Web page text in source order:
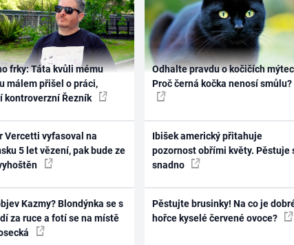
frky: Táta kvůli mému
málem přišel o práci,
kontroverzní Řezník
Vercetti vyfasoval na
5 let vězení, pak bude ze
Kazmy? Blondýnka se s
za ruce a fotí se na místě
Odhalte pravdu o kočičích
Proč černá kočka nenosí smůlu?
Ibišek americký přitahuje
pozornost obřími květy. Pěstuje
snadno
Pěstujte brusinky! Na co je
hořce kyselé červené ovoce?